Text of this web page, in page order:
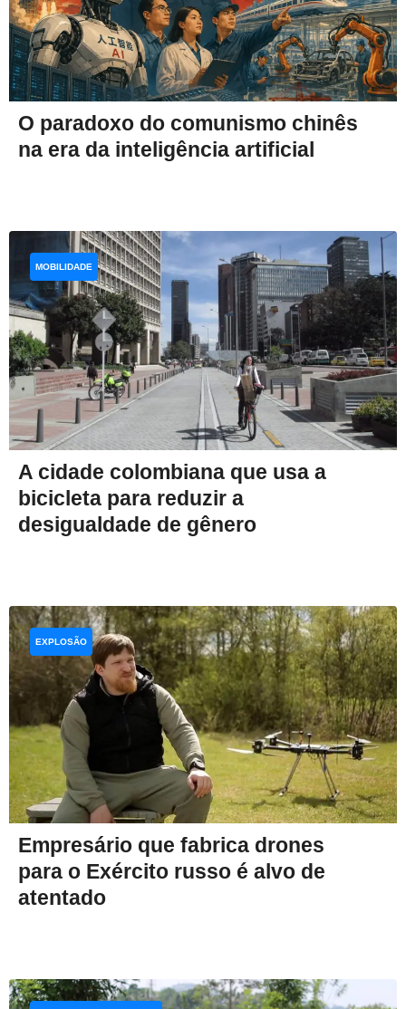
O paradoxo do comunismo chinês
na era da inteligência artificial
A cidade colombiana que usa a
bicicleta para reduzir a
desigualdade de gênero
MOBILIDADE
Empresário que fabrica drones
para o Exército russo é alvo de
atentado
EXPLOSÃO